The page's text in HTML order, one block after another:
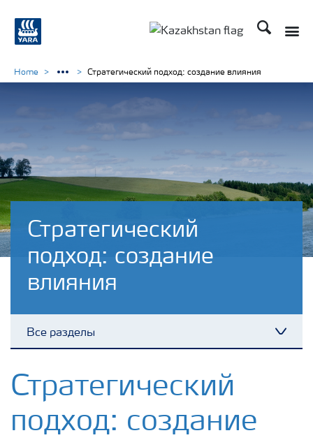
Поиск
Стратегический
подход: создание
влияния
Все разделы
Устойчивость
Home Стратегический подход: создание влияния
Стратегический
подход: создание